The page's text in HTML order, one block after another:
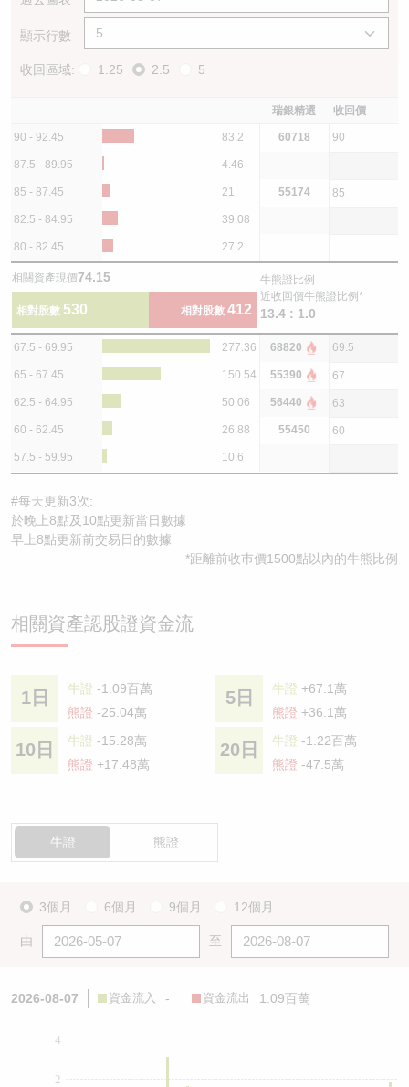
顯示行數
收回區域: 1.25 2.5 5
瑞銀精選 收回價
90 - 92.45 83.2 60718 90
87.5 - 89.95 4.46
85 - 87.45 21 55174 85
82.5 - 84.95 39.08
80 - 82.45 27.2
相關資產現價74.15
相對股數 530 相對股數 412
牛熊證比例
近收回價牛熊證比例*
13.4 : 1.0
67.5 - 69.95 277.36 68820 69.5
65 - 67.45 150.54 55390 67
62.5 - 64.95 50.06 56440 63
60 - 62.45 26.88 55450 60
57.5 - 59.95 10.6
#每天更新3次:
於晚上8點及10點更新當日數據
早上8點更新前交易日的數據
*距離前收巿價1500點以內的牛熊比例
相關資產認股證資金流
1日 牛證 -1.09百萬
熊證 -25.04萬
5日 牛證 +67.1萬
熊證 +36.1萬
10日 牛證 -15.28萬
熊證 +17.48萬
20日 牛證 -1.22百萬
熊證 -47.5萬
牛證 熊證
3個月 6個月 9個月 12個月
由 至
2026-08-07 資金流入 - 資金流出 1.09百萬
2
4